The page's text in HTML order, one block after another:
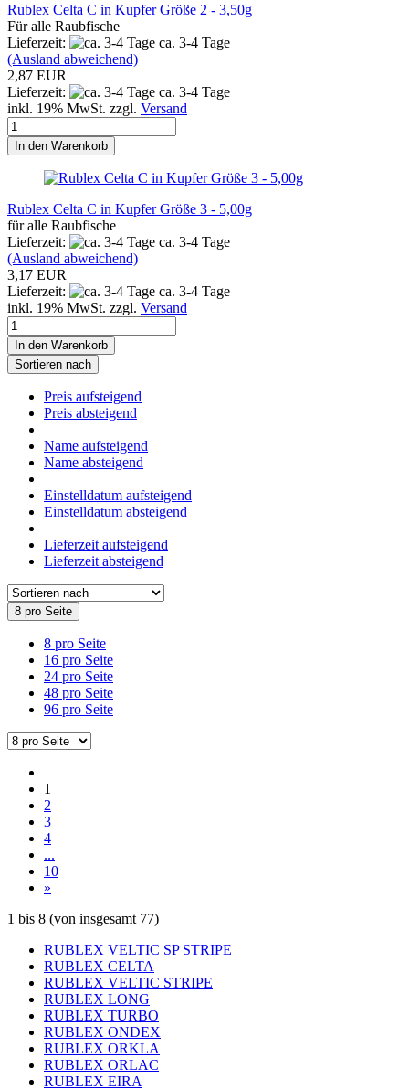
Rublex Celta C in Kupfer Größe 2 - 3,50g
Für alle Raubfische
Lieferzeit:
ca. 3-4 Tage
(Ausland abweichend)
2,87 EUR
Lieferzeit:
ca. 3-4 Tage
inkl. 19% MwSt. zzgl. Versand
In den Warenkorb
Rublex Celta C in Kupfer Größe 3 - 5,00g
für alle Raubfische
Lieferzeit:
ca. 3-4 Tage
(Ausland abweichend)
3,17 EUR
Lieferzeit:
ca. 3-4 Tage
inkl. 19% MwSt. zzgl. Versand
In den Warenkorb
Sortieren nach
Preis aufsteigend
Preis absteigend
Name aufsteigend
Name absteigend
Einstelldatum aufsteigend
Einstelldatum absteigend
Lieferzeit aufsteigend
Lieferzeit absteigend
8 pro Seite
8 pro Seite
16 pro Seite
24 pro Seite
48 pro Seite
96 pro Seite
1
2
3
4
...
10
»
1 bis 8 (von insgesamt 77)
RUBLEX VELTIC SP STRIPE
RUBLEX CELTA
RUBLEX VELTIC STRIPE
RUBLEX LONG
RUBLEX TURBO
RUBLEX ONDEX
RUBLEX ORKLA
RUBLEX ORLAC
RUBLEX EIRA